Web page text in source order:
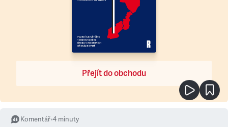
Přejít do obchodu
Komentář•4 minuty